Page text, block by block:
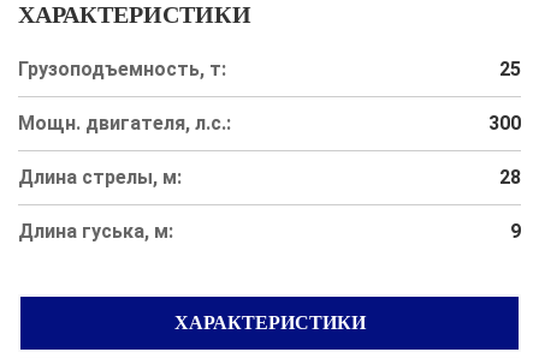
ХАРАКТЕРИСТИКИ
Грузоподъемность, т: 25
Мощн. двигателя, л.с.: 300
Длина стрелы, м: 28
Длина гуська, м: 9
ХАРАКТЕРИСТИКИ